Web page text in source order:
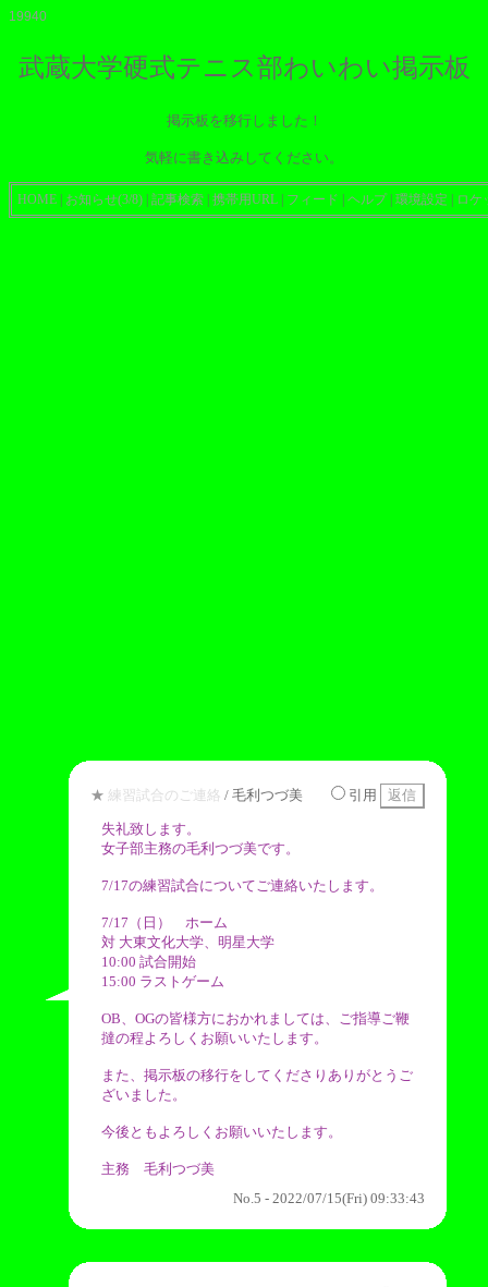
19940
武蔵大学硬式テニス部わいわい掲示板
掲示板を移行しました！
気軽に書き込みしてください。
HOME お知らせ(3/8) 記事検索 携帯用URL フィード ヘルプ| 環境設定 ロケ
★ 練習試合のご連絡 / 毛利つづ美 引用
失礼致します。
女子部主務の毛利つづ美です。
7/17の練習試合についてご連絡いたします。
7/17（日） ホーム
対 大東文化大学、明星大学
10:00 試合開始
15:00 ラストゲーム
OB、OGの皆様方におかれましては、ご指導ご鞭
撻の程よろしくお願いいたします。
また、掲示板の移行をしてくださりありがとうご
ざいました。
今後ともよろしくお願いいたします。
主務 毛利つづ美
No.5 - 2022/07/15(Fri) 09:33:43